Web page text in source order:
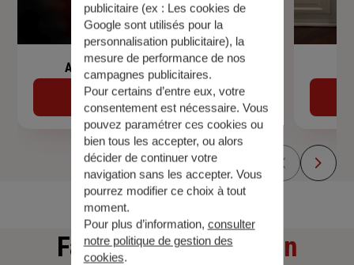
Assurance de prêt immobilier
Découvrir
Faitesune simulation
publicitaire (ex : Les cookies de
Google sont utilisés pour la
personnalisation publicitaire), la
mesure de performance de nos
campagnes publicitaires.
Pour certains d’entre eux, votre
consentement est nécessaire. Vous
pouvez paramétrer ces cookies ou
bien tous les accepter, ou alors
décider de continuer votre
navigation sans les accepter. Vous
pourrez modifier ce choix à tout
moment.
Pour plus d’information, consulter
notre politique de gestion des
cookies.